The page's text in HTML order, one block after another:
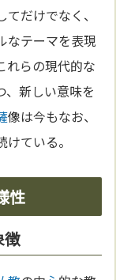
てだけでなく、
なテーマを表現
れらの現代的な
、新しい意味を
像は今もなお、
ている。
性
徴